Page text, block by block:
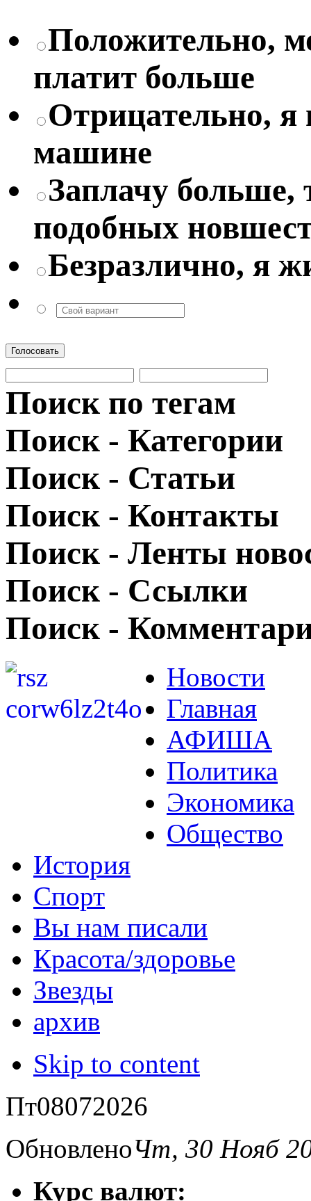
Положительно,
платит больше
Отрицательно,
машине
Заплачу больше,
подобных
Безразлично, я
Голосовать
Поиск по тегам
Поиск - Категории
Поиск - Статьи
Поиск - Контакты
Поиск - Ленты
Поиск - Ссылки
Поиск -
Новости
Главная
АФИША
Политика
Экономика
Общество
История
Спорт
Вы нам писали
Красота/здоровье
Звезды
архив
Skip to content
Пт08072026
ОбновленоЧт, 30 Нояб
Курс валют: